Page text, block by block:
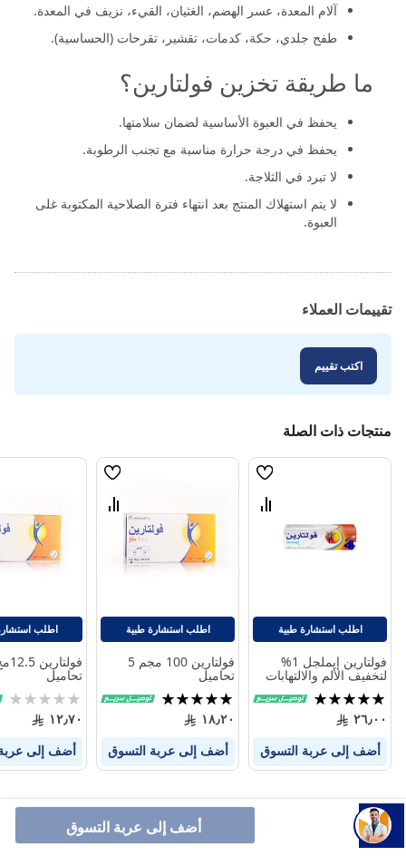
أضف إلى عربة التسوق
آلام المعدة، عسر الهضم، الغثيان، القيء، نزيف في المعدة.
طفح جلدي، حكة، كدمات، تقشير، تقرحات (الحساسية).
ما طريقة تخزين فولتارين؟
يحفظ في العبوة الأساسية لضمان سلامتها.
يحفظ في درجة حرارة مناسبة مع تجنب الرطوبة.
لا تبرد في الثلاجة.
لا يتم استهلاك المنتج بعد انتهاء فترة الصلاحية المكتوبة غلى
العبوة.
تقييمات العملاء
اكتب تقييم
منتجات ذات الصلة
قائمة
قارن
اطلب استشارة طبية
فولتارين إيملجل 1%
لتخفيف الألم والالتهابات
100جم
تقييم:
100%
٢٦٫٠٠
أضف إلى عربة التسوق
قائمة
قارن
اطلب استشارة طبية
فولتارين 100 مجم 5
تحاميل
تقييم:
100%
١٨٫٢٠
أضف إلى عربة التسوق
اطلب
تحاميل
Rating:
0%
١٢٫٧٠
أضف إلى